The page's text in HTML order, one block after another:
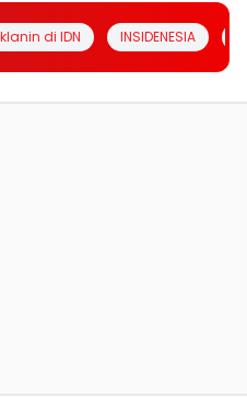
di IDN INSIDENESIA